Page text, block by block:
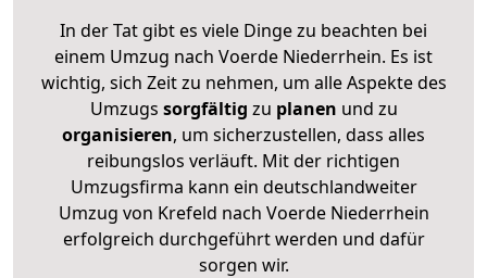
In der Tat gibt es viele Dinge zu beachten bei
einem Umzug nach Voerde Niederrhein. Es ist
wichtig, sich Zeit zu nehmen, um alle Aspekte des
Umzugs sorgfältig zu planen und zu
organisieren, um sicherzustellen, dass alles
reibungslos verläuft. Mit der richtigen
Umzugsfirma kann ein deutschlandweiter
Umzug von Krefeld nach Voerde Niederrhein
erfolgreich durchgeführt werden und dafür
sorgen wir.